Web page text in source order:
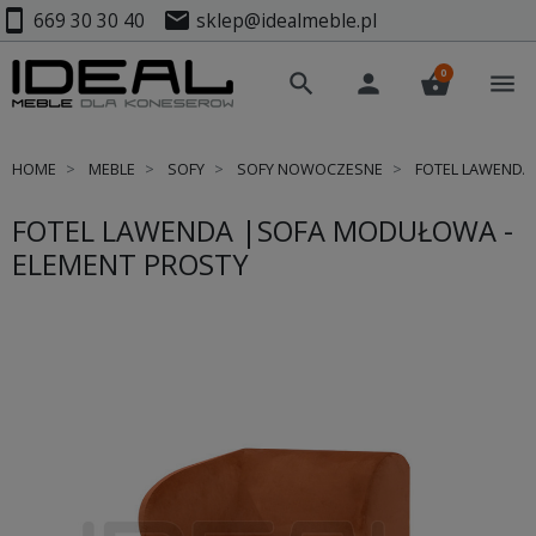
smartphone 669 30 30 40 mail sklep@idealmeble.pl
search person shopping_basket
0 menu
HOME MEBLE SOFY SOFY NOWOCZESNE FOTEL
FOTEL LAWENDA |SOFA MODUŁOWA -
ELEMENT PROSTY